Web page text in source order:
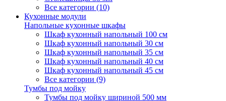
Все категории (10)
Кухонные модули
Напольные кухонные шкафы
Шкаф кухонный напольный 100 см
Шкаф кухонный напольный 30 см
Шкаф кухонный напольный 35 см
Шкаф кухонный напольный 40 см
Шкаф кухонный напольный 45 см
Все категории (9)
Тумбы под мойку
Тумбы под мойку шириной 500 мм